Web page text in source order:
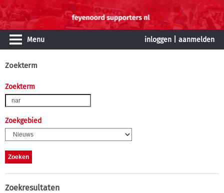
Menu inloggen aanmelden
Zoekterm
Zoekterm
Zoekgebied
Zoekresultaten